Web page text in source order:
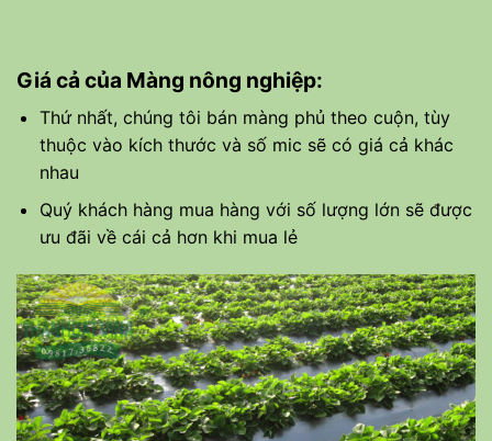
Giá cả của Màng nông nghiệp:
Thứ nhất, chúng tôi bán màng phủ theo cuộn, tùy
thuộc vào kích thước và số mic sẽ có giá cả khác
nhau
Quý khách hàng mua hàng với số lượng lớn sẽ được
ưu đãi về cái cả hơn khi mua lẻ